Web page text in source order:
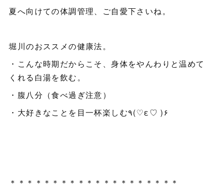
夏へ向けての体調管理、ご自愛下さいね。
堀川のおススメの健康法。
・こんな時期だからこそ、身体をやんわりと温めて
くれる白湯を飲む。
・腹八分（食べ過ぎ注意）
・大好きなことを目一杯楽しむ٩(♡ε♡ )۶
＊＊＊＊＊＊＊＊＊＊＊＊＊＊＊＊＊＊＊＊